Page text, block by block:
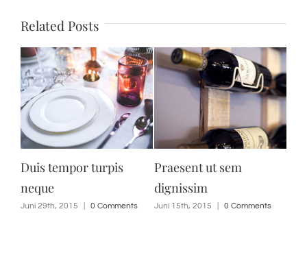
Related Posts
Duis tempor turpis
neque
Juni 29th, 2015 0 Comments
Praesent ut sem
dignissim
Juni 15th, 2015 0 Comments